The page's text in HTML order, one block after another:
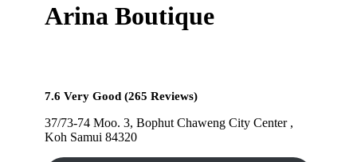
Arina Boutique
7.6 Very Good (265 Reviews)
37/73-74 Moo. 3, Bophut Chaweng City Center ,
Koh Samui 84320